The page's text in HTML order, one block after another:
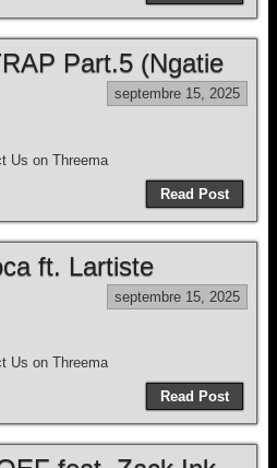
Part.5 (Ngatie
septembre 15, 2025
Us on Threema
Read Post
ft. Lartiste
septembre 15, 2025
Us on Threema
Read Post